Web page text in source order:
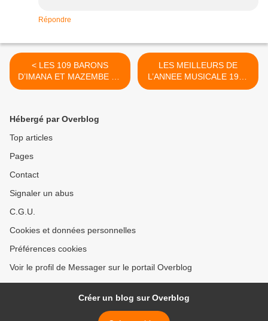
Répondre
< LES 109 BARONS
D’IMANA ET MAZEMBE VS
LUPOPO EN 1979
LES MEILLEURS DE
L’ANNEE MUSICALE 1978
>
Hébergé par Overblog
Top articles
Pages
Contact
Signaler un abus
C.G.U.
Cookies et données personnelles
Préférences cookies
Voir le profil de Messager sur le portail Overblog
Créer un blog sur Overblog